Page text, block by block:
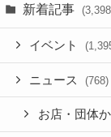
新着記事
イベント
ニュース (768)
お店・団体